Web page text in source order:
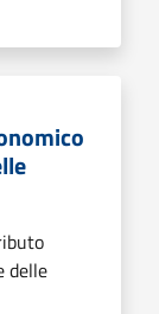
delle